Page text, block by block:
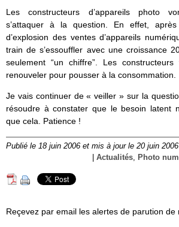
Les constructeurs d’appareils photo
s’attaquer à la question. En effet,
d’explosion des ventes d’appareils
train de s’essouffler avec une croissance
seulement “un chiffre”. Les
renouveler pour pousser à la consommation.
Je vais continuer de « veiller » sur la
résoudre à constater que le besoin latent
que cela. Patience !
Publié le 18 juin 2006 et mis à jour le 20 juin 2006
Actualités, Photo
Reçevez par email les alertes de parution de